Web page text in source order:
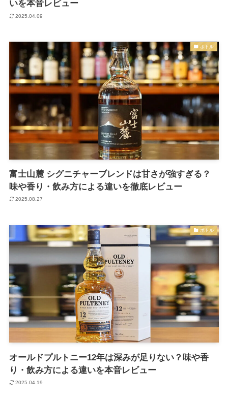
いを本音レビュー
2025.04.09
ボトル
富士山麓 シグニチャーブレンドは甘さが強すぎる？
味や香り・飲み方による違いを徹底レビュー
2025.08.27
ボトル
オールドプルトニー12年は深みが足りない？味や香
り・飲み方による違いを本音レビュー
2025.04.19